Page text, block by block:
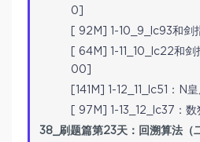
0]
[ 92M] 1-10_9_lc93和剑
[ 64M] 1-11_10_lc22和
00]
[141M] 1-12_11_lc51：N
[ 97M] 1-13_12_lc37：数
38_刷题篇第23天：回溯算法（